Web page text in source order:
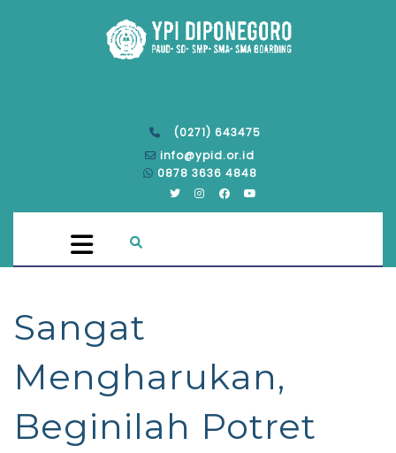
(0271) 643475
info@ypid.or.id
0878 3636 4848
Sangat
Mengharukan,
Beginilah Potret